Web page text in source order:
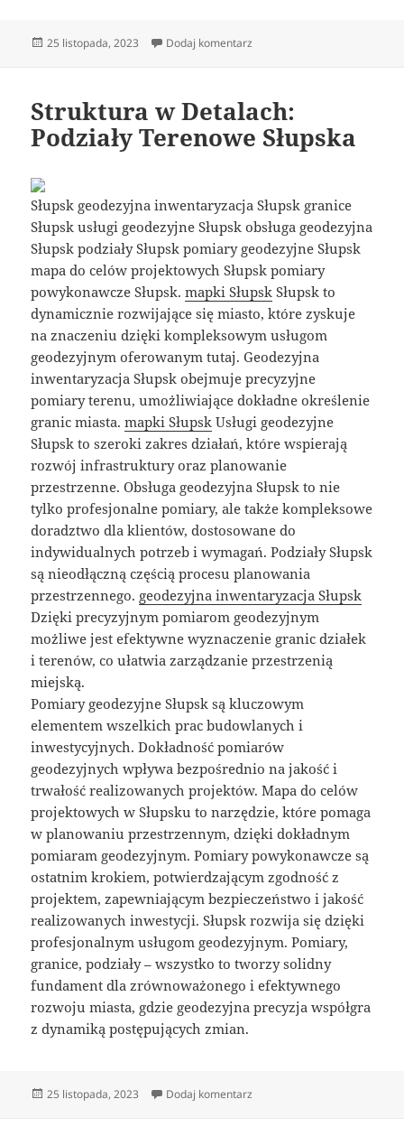
Data
25 listopada, 2023 Dodaj komentarz
Struktura w Detalach:
Podziały Terenowe Słupska
Słupsk geodezyjna inwentaryzacja Słupsk granice
Słupsk usługi geodezyjne Słupsk obsługa geodezyjna
Słupsk podziały Słupsk pomiary geodezyjne Słupsk
mapa do celów projektowych Słupsk pomiary
powykonawcze Słupsk.mapki Słupsk Słupsk to
dynamicznie rozwijające się miasto, które zyskuje
na znaczeniu dzięki kompleksowym usługom
geodezyjnym oferowanym tutaj. Geodezyjna
inwentaryzacja Słupsk obejmuje precyzyjne
pomiary terenu, umożliwiające dokładne określenie
granic miasta.mapki Słupsk Usługi geodezyjne
Słupsk to szeroki zakres działań, które wspierają
rozwój infrastruktury oraz planowanie
przestrzenne. Obsługa geodezyjna Słupsk to nie
tylko profesjonalne pomiary, ale także kompleksowe
doradztwo dla klientów, dostosowane do
indywidualnych potrzeb i wymagań. Podziały Słupsk
są nieodłączną częścią procesu planowania
przestrzennego. geodezyjna inwentaryzacja Słupsk
Dzięki precyzyjnym pomiarom geodezyjnym
możliwe jest efektywne wyznaczenie granic działek
i terenów, co ułatwia zarządzanie przestrzenią
miejską.
Pomiary geodezyjne Słupsk są kluczowym
elementem wszelkich prac budowlanych i
inwestycyjnych. Dokładność pomiarów
geodezyjnych wpływa bezpośrednio na jakość i
trwałość realizowanych projektów. Mapa do celów
projektowych w Słupsku to narzędzie, które pomaga
w planowaniu przestrzennym, dzięki dokładnym
pomiaram geodezyjnym. Pomiary powykonawcze są
ostatnim krokiem, potwierdzającym zgodność z
projektem, zapewniającym bezpieczeństwo i jakość
realizowanych inwestycji. Słupsk rozwija się dzięki
profesjonalnym usługom geodezyjnym. Pomiary,
granice, podziały – wszystko to tworzy solidny
fundament dla zrównoważonego i efektywnego
rozwoju miasta, gdzie geodezyjna precyzja współgra
z dynamiką postępujących zmian.
Data
25 listopada, 2023 Dodaj komentarz